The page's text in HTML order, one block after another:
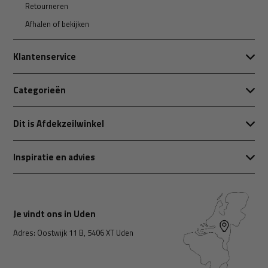
Retourneren
Afhalen of bekijken
Klantenservice
Categorieën
Dit is Afdekzeilwinkel
Inspiratie en advies
Je vindt ons in Uden
Adres: Oostwijk 11 B, 5406 XT Uden